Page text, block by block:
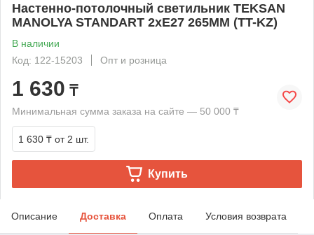
Настенно-потолочный светильник TEKSAN
MANOLYA STANDART 2хE27 265MM (TT-KZ)
В наличии
Код: 122-15203
Опт и розница
1 630 ₸
Минимальная сумма заказа на сайте — 50 000 ₸
1 630 ₸ от 2 шт.
Купить
Описание Доставка Оплата Условия возврата